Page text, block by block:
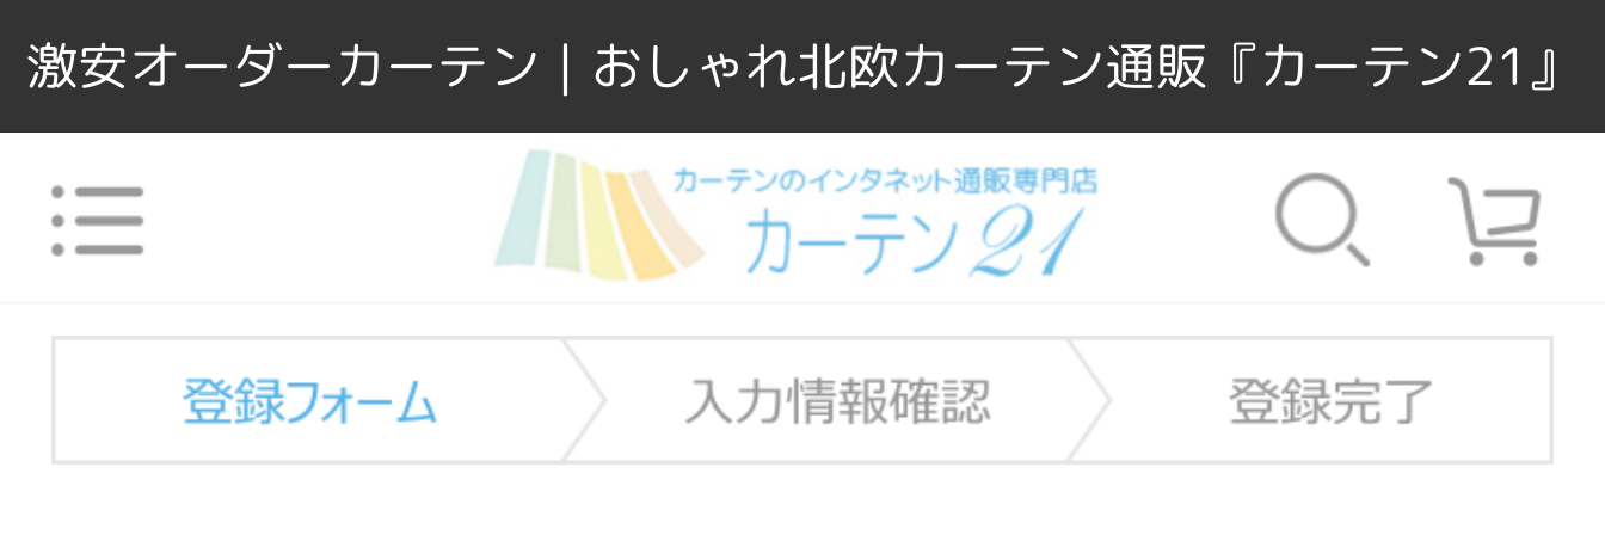
激安オーダーカーテン｜おしゃれ北欧カーテン通販『カーテン21』